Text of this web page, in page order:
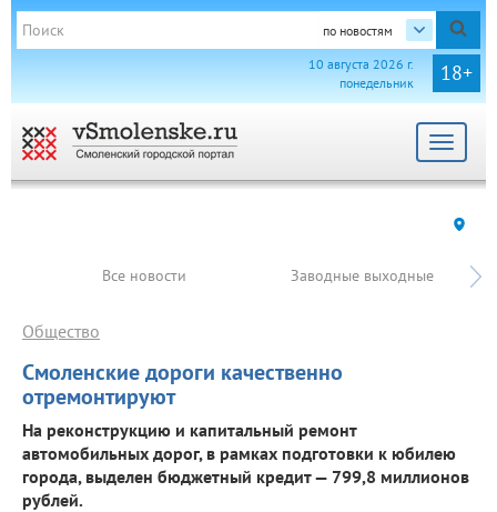
по новостям
18+
10 августа 2026 г.
понедельник
Toggle
Все новости Заводные выходные
Смоленские дороги качественно
отремонтируют
Общество
На реконструкцию и капитальный ремонт
автомобильных дорог, в рамках подготовки к юбилею
города, выделен бюджетный кредит — 799,8 миллионов
рублей.